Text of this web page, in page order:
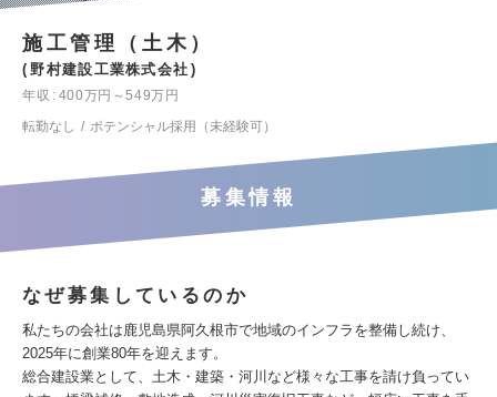
施工管理（土木）
野村建設工業株式会社
年収
400万円～549万円
転勤なし
ポテンシャル採用（未経験可）
募集情報
なぜ募集しているのか
私たちの会社は鹿児島県阿久根市で地域のインフラを整備し続け、
2025年に創業80年を迎えます。
総合建設業として、土木・建築・河川など様々な工事を請け負ってい